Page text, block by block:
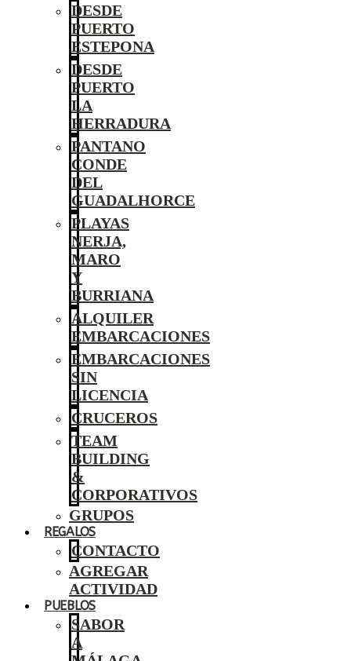
DESDE
PUERTO
ESTEPONA
DESDE
PUERTO
LA
HERRADURA
PANTANO
CONDE
DEL
GUADALHORCE
PLAYAS
NERJA,
MARO
Y
BURRIANA
ALQUILER
EMBARCACIONES
EMBARCACIONES
SIN
LICENCIA
CRUCEROS
TEAM
BUILDING
&
CORPORATIVOS
GRUPOS
REGALOS
CONTACTO
AGREGAR
ACTIVIDAD
PUEBLOS
SABOR
A